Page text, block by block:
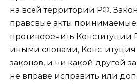
на всей территории РФ.
правовые акты
противоречить Конституции
иными словами,
законов, и ни какой другой
не вправе исправить или